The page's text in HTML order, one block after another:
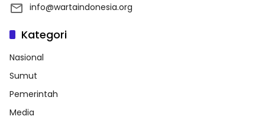
info@wartaindonesia.org
Kategori
Nasional
Sumut
Pemerintah
Media